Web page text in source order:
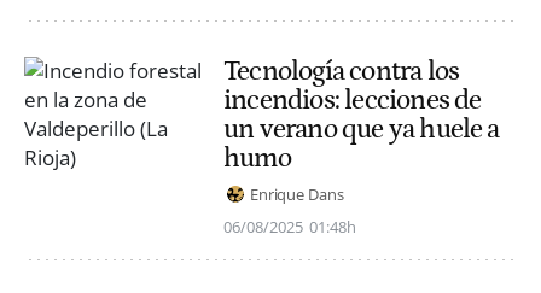
Tecnología contra los
incendios: lecciones de
un verano que ya huele a
humo
Enrique Dans
06/08/2025 01:48h